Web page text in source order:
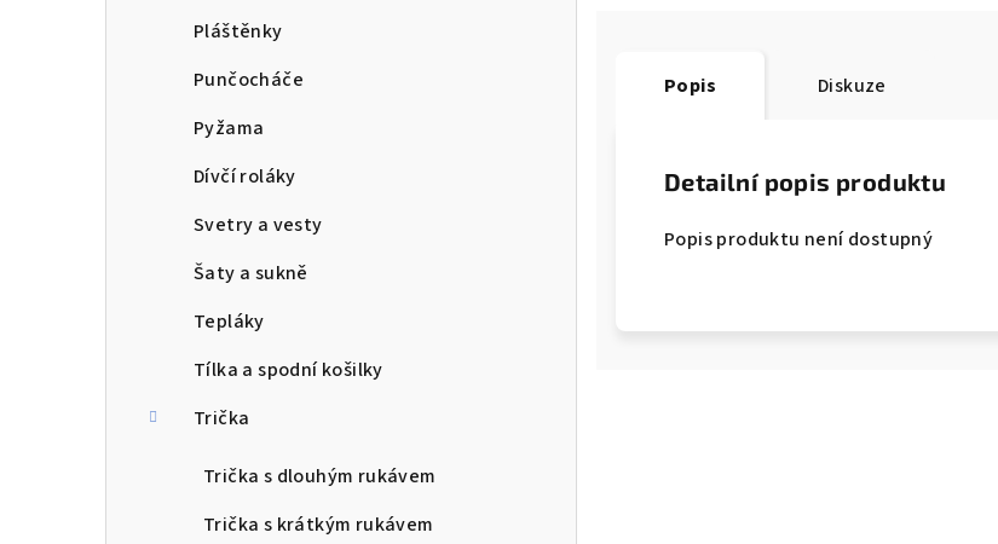
Pláštěnky
Punčocháče
Pyžama
Dívčí roláky
Svetry a vesty
Šaty a sukně
Tepláky
Tílka a spodní košilky
Trička
Trička s dlouhým rukávem
Trička s krátkým rukávem
Popis Diskuze
Detailní popis produktu
Popis produktu není dostupný